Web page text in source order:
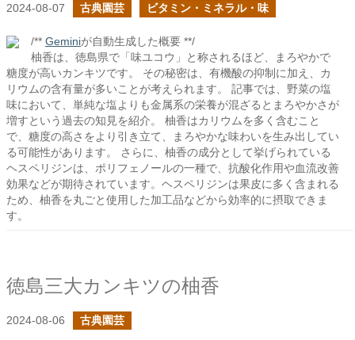
2024-08-07 古典園芸 ビタミン・ミネラル・味
/** Geminiが自動生成した概要 **/
柚香は、徳島県で「味ユコウ」と称されるほど、まろやかで
糖度が高いカンキツです。 その秘密は、有機酸の抑制に加え、カ
リウムの含有量が多いことが考えられます。 記事では、野菜の塩
味において、単純な塩よりも金属系の栄養が混ざるとまろやかさが
増すという過去の知見を紹介。 柚香はカリウムを多く含むこと
で、糖度の高さをより引き立て、まろやかな味わいを生み出してい
る可能性があります。 さらに、柚香の成分として挙げられている
ヘスペリジンは、ポリフェノールの一種で、抗酸化作用や血流改善
効果などが期待されています。ヘスペリジンは果皮に多く含まれる
ため、柚香を丸ごと使用した加工品などから効率的に摂取できま
す。
徳島三大カンキツの柚香
2024-08-06 古典園芸